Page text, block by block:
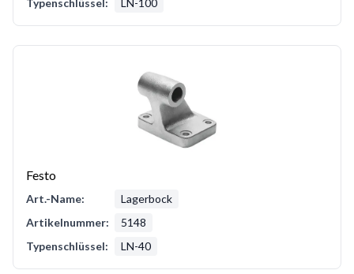
Typenschlüssel:
LN-100
Festo
Art.-Name:
Lagerbock
Artikelnummer:
5148
Typenschlüssel:
LN-40